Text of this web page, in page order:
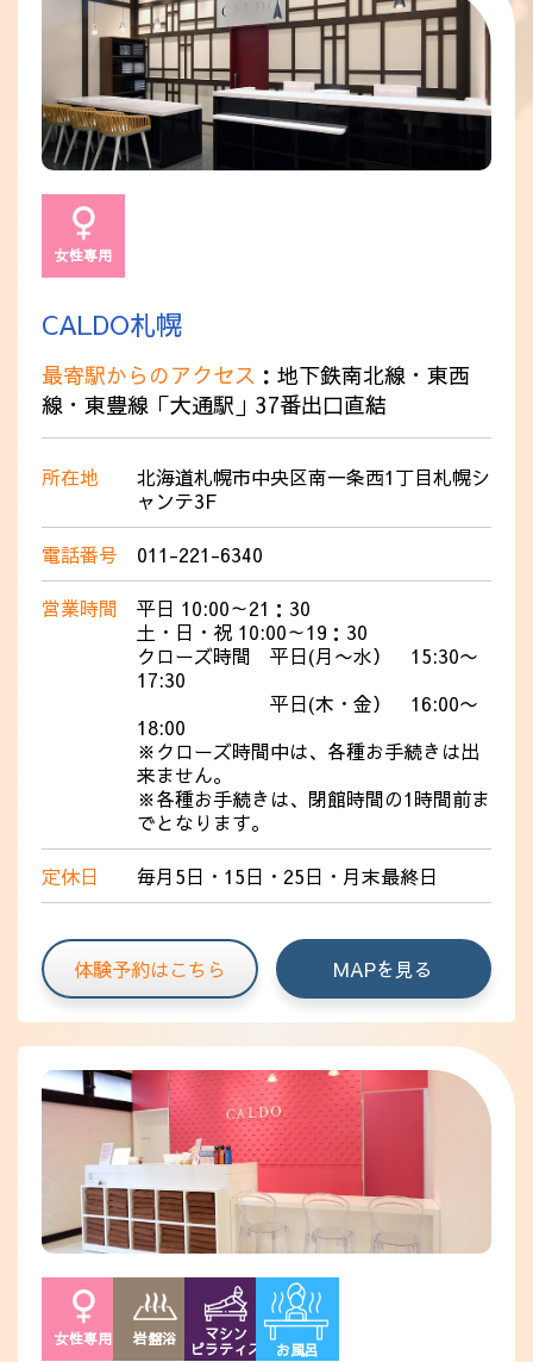
CALDO札幌
最寄駅からのアクセス ：地下鉄南北線・東西
線・東豊線「大通駅」37番出口直結
所在地
北海道札幌市中央区南一条西1丁目札幌シ
ャンテ3F
電話番号 011-221-6340
営業時間
平日 10:00～21：30
土・日・祝 10:00～19：30
クローズ時間 平日(月〜水） 15:30〜
17:30
平日(木・金） 16:00〜
18:00
※クローズ時間中は、各種お手続きは出
来ません。
※各種お手続きは、閉館時間の1時間前ま
でとなります。
定休日 毎月5日・15日・25日・月末最終日
女性専用
体験予約はこちら MAPを見る
女性専用 岩盤浴
マシン
ピラティス
お風呂